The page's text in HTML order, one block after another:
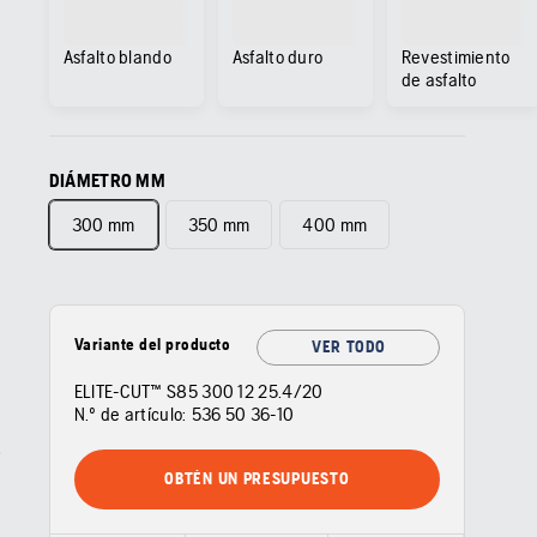
Asfalto blando Asfalto duro
Revestimiento
de asfalto
DIÁMETRO MM
300 mm
350 mm 400 mm
Variante del producto VER TODO
ELITE-CUT™ S85 300 12 25.4/20
N.º de artículo: 536 50 36‑10
OBTÉN UN PRESUPUESTO